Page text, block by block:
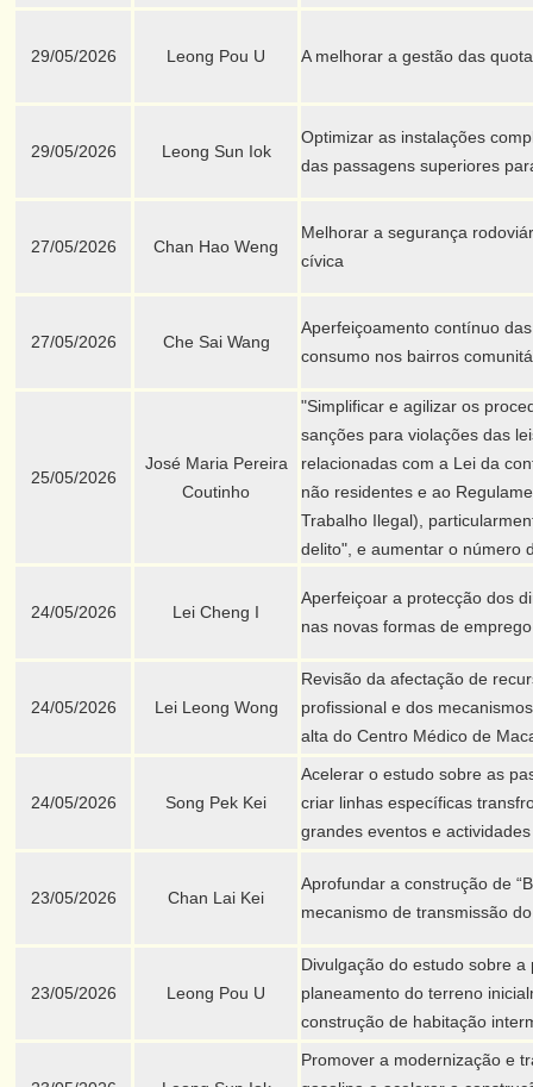
29/05/2026 Leong Pou U A melhorar a gestão das
29/05/2026 Leong Sun Iok
Optimizar as instalações
das passagens superiores
27/05/2026 Chan Hao Weng
Melhorar a segurança
cívica
27/05/2026 Che Sai Wang
Aperfeiçoamento contínuo
consumo nos bairros
25/05/2026
José Maria Pereira
Coutinho
"Simplificar e agilizar os
sanções para violações das
relacionadas com a Lei da
não residentes e ao
Trabalho Ilegal),
delito", e aumentar o número
24/05/2026 Lei Cheng I
Aperfeiçoar a protecção dos
nas novas formas de emprego
24/05/2026 Lei Leong Wong
Revisão da afectação de
profissional e dos
alta do Centro Médico de
24/05/2026 Song Pek Kei
Acelerar o estudo sobre as
criar linhas específicas
grandes eventos e actividades
23/05/2026 Chan Lai Kei
Aprofundar a construção de
mecanismo de transmissão
23/05/2026 Leong Pou U
Divulgação do estudo sobre
planeamento do terreno
construção de habitação
Promover a modernização e